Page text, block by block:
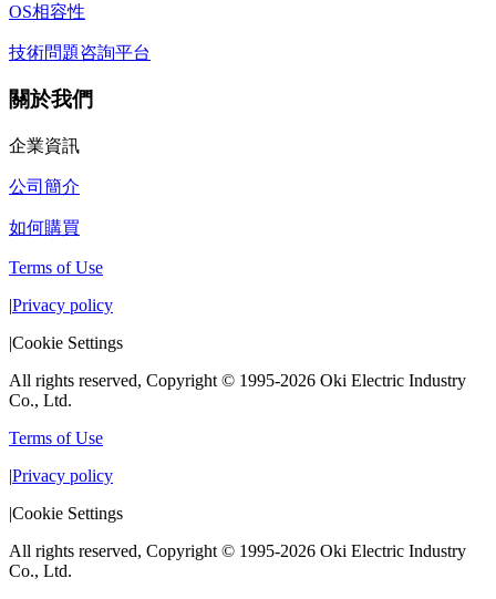
OS相容性
技術問題咨詢平台
關於我們
企業資訊
公司簡介
如何購買
Terms of Use
|Privacy policy
|Cookie Settings
All rights reserved, Copyright © 1995-2026 Oki Electric Industry
Co., Ltd.
Terms of Use
|Privacy policy
|Cookie Settings
All rights reserved, Copyright © 1995-2026 Oki Electric Industry
Co., Ltd.